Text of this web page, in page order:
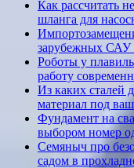
Как рассчитать
шланга для
зарубежных САУ
Роботы у
работу
Из каких сталей
материал под
Фундамент на
выбором номер
Семяныч про
садом в